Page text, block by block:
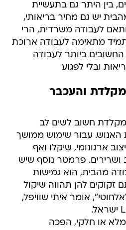
בין היתר גם בתעשיית
יש גם מחיר בריאותי,
לעבודה משרדית, הרי
מתאימה לעבודה ארוכת
ביותר לעבודה
ובלי לפגוע
והעכבר
חשוב לשים לב
האנוש. עבור שימוש ממושך
ארגונומי, שיקלו ואף
ושרירים. פרמטר נוסף שיש
מהבית, הוא גמישות
זקוקים להן תהווה שיקול
אומר איתי שוויפל,
או חלקי, הפכה